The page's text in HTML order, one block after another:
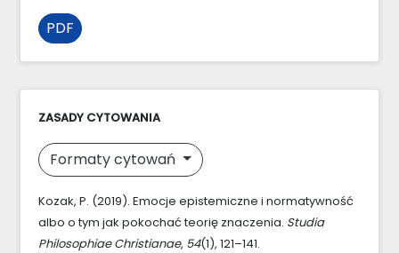
PDF
ZASADY CYTOWANIA
Formaty cytowań
Kozak, P. (2019). Emocje epistemiczne i normatywność
albo o tym jak pokochać teorię znaczenia. Studia
Philosophiae Christianae, 54(1), 121–141.